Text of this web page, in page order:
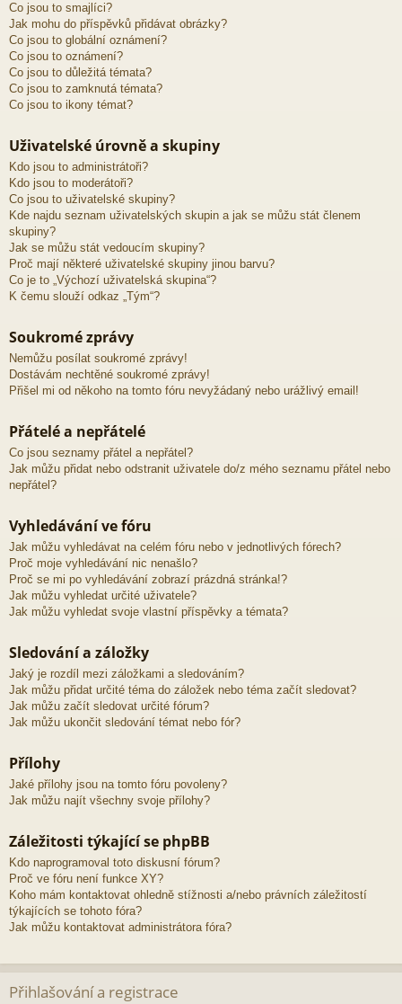
Co jsou to smajlíci?
Jak mohu do příspěvků přidávat obrázky?
Co jsou to globální oznámení?
Co jsou to oznámení?
Co jsou to důležitá témata?
Co jsou to zamknutá témata?
Co jsou to ikony témat?
Uživatelské úrovně a skupiny
Kdo jsou to administrátoři?
Kdo jsou to moderátoři?
Co jsou to uživatelské skupiny?
Kde najdu seznam uživatelských skupin a jak se můžu stát členem
skupiny?
Jak se můžu stát vedoucím skupiny?
Proč mají některé uživatelské skupiny jinou barvu?
Co je to „Výchozí uživatelská skupina“?
K čemu slouží odkaz „Tým“?
Soukromé zprávy
Nemůžu posílat soukromé zprávy!
Dostávám nechtěné soukromé zprávy!
Přišel mi od někoho na tomto fóru nevyžádaný nebo urážlivý email!
Přátelé a nepřátelé
Co jsou seznamy přátel a nepřátel?
Jak můžu přidat nebo odstranit uživatele do/z mého seznamu přátel nebo
nepřátel?
Vyhledávání ve fóru
Jak můžu vyhledávat na celém fóru nebo v jednotlivých fórech?
Proč moje vyhledávání nic nenašlo?
Proč se mi po vyhledávání zobrazí prázdná stránka!?
Jak můžu vyhledat určité uživatele?
Jak můžu vyhledat svoje vlastní příspěvky a témata?
Sledování a záložky
Jaký je rozdíl mezi záložkami a sledováním?
Jak můžu přidat určité téma do záložek nebo téma začít sledovat?
Jak můžu začít sledovat určité fórum?
Jak můžu ukončit sledování témat nebo fór?
Přílohy
Jaké přílohy jsou na tomto fóru povoleny?
Jak můžu najít všechny svoje přílohy?
Záležitosti týkající se phpBB
Kdo naprogramoval toto diskusní fórum?
Proč ve fóru není funkce XY?
Koho mám kontaktovat ohledně stížnosti a/nebo právních záležitostí
týkajících se tohoto fóra?
Jak můžu kontaktovat administrátora fóra?
Přihlašování a registrace